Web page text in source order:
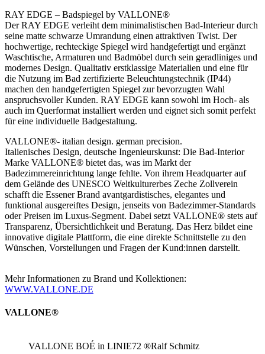
RAY EDGE – Badspiegel by VALLONE®
Der RAY EDGE verleiht dem minimalistischen Bad-Interieur durch
seine matte schwarze Umrandung einen attraktiven Twist. Der
hochwertige, rechteckige Spiegel wird handgefertigt und ergänzt
Waschtische, Armaturen und Badmöbel durch sein geradliniges und
modernes Design. Qualitativ erstklassige Materialien und eine für
die Nutzung im Bad zertifizierte Beleuchtungstechnik (IP44)
machen den handgefertigten Spiegel zur bevorzugten Wahl
anspruchsvoller Kunden. RAY EDGE kann sowohl im Hoch- als
auch im Querformat installiert werden und eignet sich somit perfekt
für eine individuelle Badgestaltung.
VALLONE®- italian design. german precision.
Italienisches Design, deutsche Ingenieurskunst: Die Bad-Interior
Marke VALLONE® bietet das, was im Markt der
Badezimmereinrichtung lange fehlte. Von ihrem Headquarter auf
dem Gelände des UNESCO Weltkulturerbes Zeche Zollverein
schafft die Essener Brand avantgardistisches, elegantes und
funktional ausgereiftes Design, jenseits von Badezimmer-Standards
oder Preisen im Luxus-Segment. Dabei setzt VALLONE® stets auf
Transparenz, Übersichtlichkeit und Beratung. Das Herz bildet eine
innovative digitale Plattform, die eine direkte Schnittstelle zu den
Wünschen, Vorstellungen und Fragen der Kund:innen darstellt.
Mehr Informationen zu Brand und Kollektionen:
WWW.VALLONE.DE
VALLONE®
VALLONE BOÉ in LINIE72 ®Ralf Schmitz